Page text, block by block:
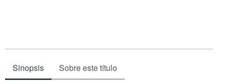
Sinopsis Sobre este título